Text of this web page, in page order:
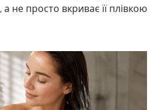
не просто вкриває її плівкою